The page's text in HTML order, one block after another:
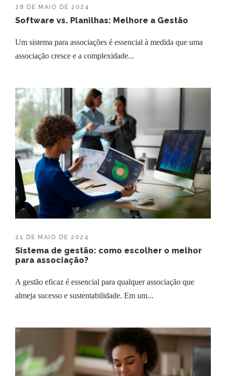
28 DE MAIO DE 2024
Software vs. Planilhas: Melhore a Gestão
Um sistema para associações é essencial à medida que uma
associação cresce e a complexidade...
21 DE MAIO DE 2024
Sistema de gestão: como escolher o melhor
para associação?
A gestão eficaz é essencial para qualquer associação que
almeja sucesso e sustentabilidade. Em um...